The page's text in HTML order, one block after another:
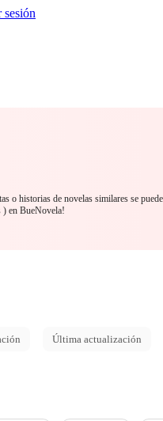
o historias de novelas similares se
) en BueNovela!
Última actualización